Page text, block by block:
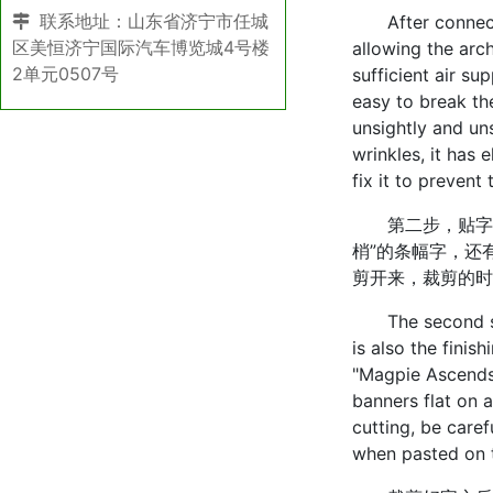
After
allowing the
sufficient air
easy to break
unsightly and
wrinkles, it has
fix it to prevent
第二步，贴字
梢”的条幅字，还
剪开来，裁剪的
The second
is also the
"Magpie
banners flat on
cutting, be
when pasted on
联系地址：山东省济宁市任城
区美恒济宁国际汽车博览城4号楼
2单元0507号